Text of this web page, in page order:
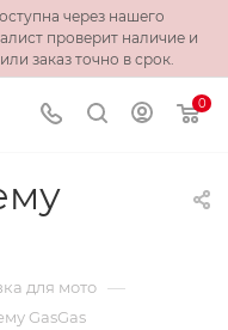
через нашего
проверит наличие и
заказ точно в срок.
0
для мото —
GasGas